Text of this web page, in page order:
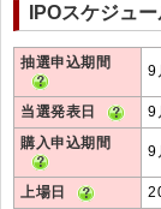
IPOスケジュ
抽選申込期間 9
当選発表日
9
購入申込期間
9
上場日